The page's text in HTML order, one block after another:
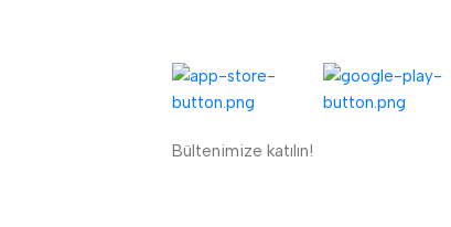
Bültenimize katılın!